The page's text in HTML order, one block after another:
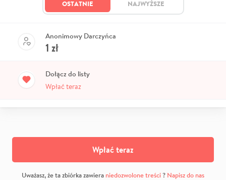
OSTATNIE NAJWYŻSZE
Anonimowy Darczyńca
1 zł
Dołącz do listy
Wpłać teraz
Wpłać teraz
Uważasz, że ta zbiórka zawiera niedozwolone treści? Napisz do nas